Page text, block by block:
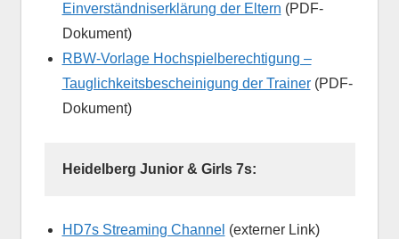
Einverständniserklärung der Eltern (PDF-
Dokument)
RBW-Vorlage Hochspielberechtigung –
Tauglichkeitsbescheinigung der Trainer(PDF-
Dokument)
Heidelberg Junior & Girls 7s:
HD7s Streaming Channel (externer Link)